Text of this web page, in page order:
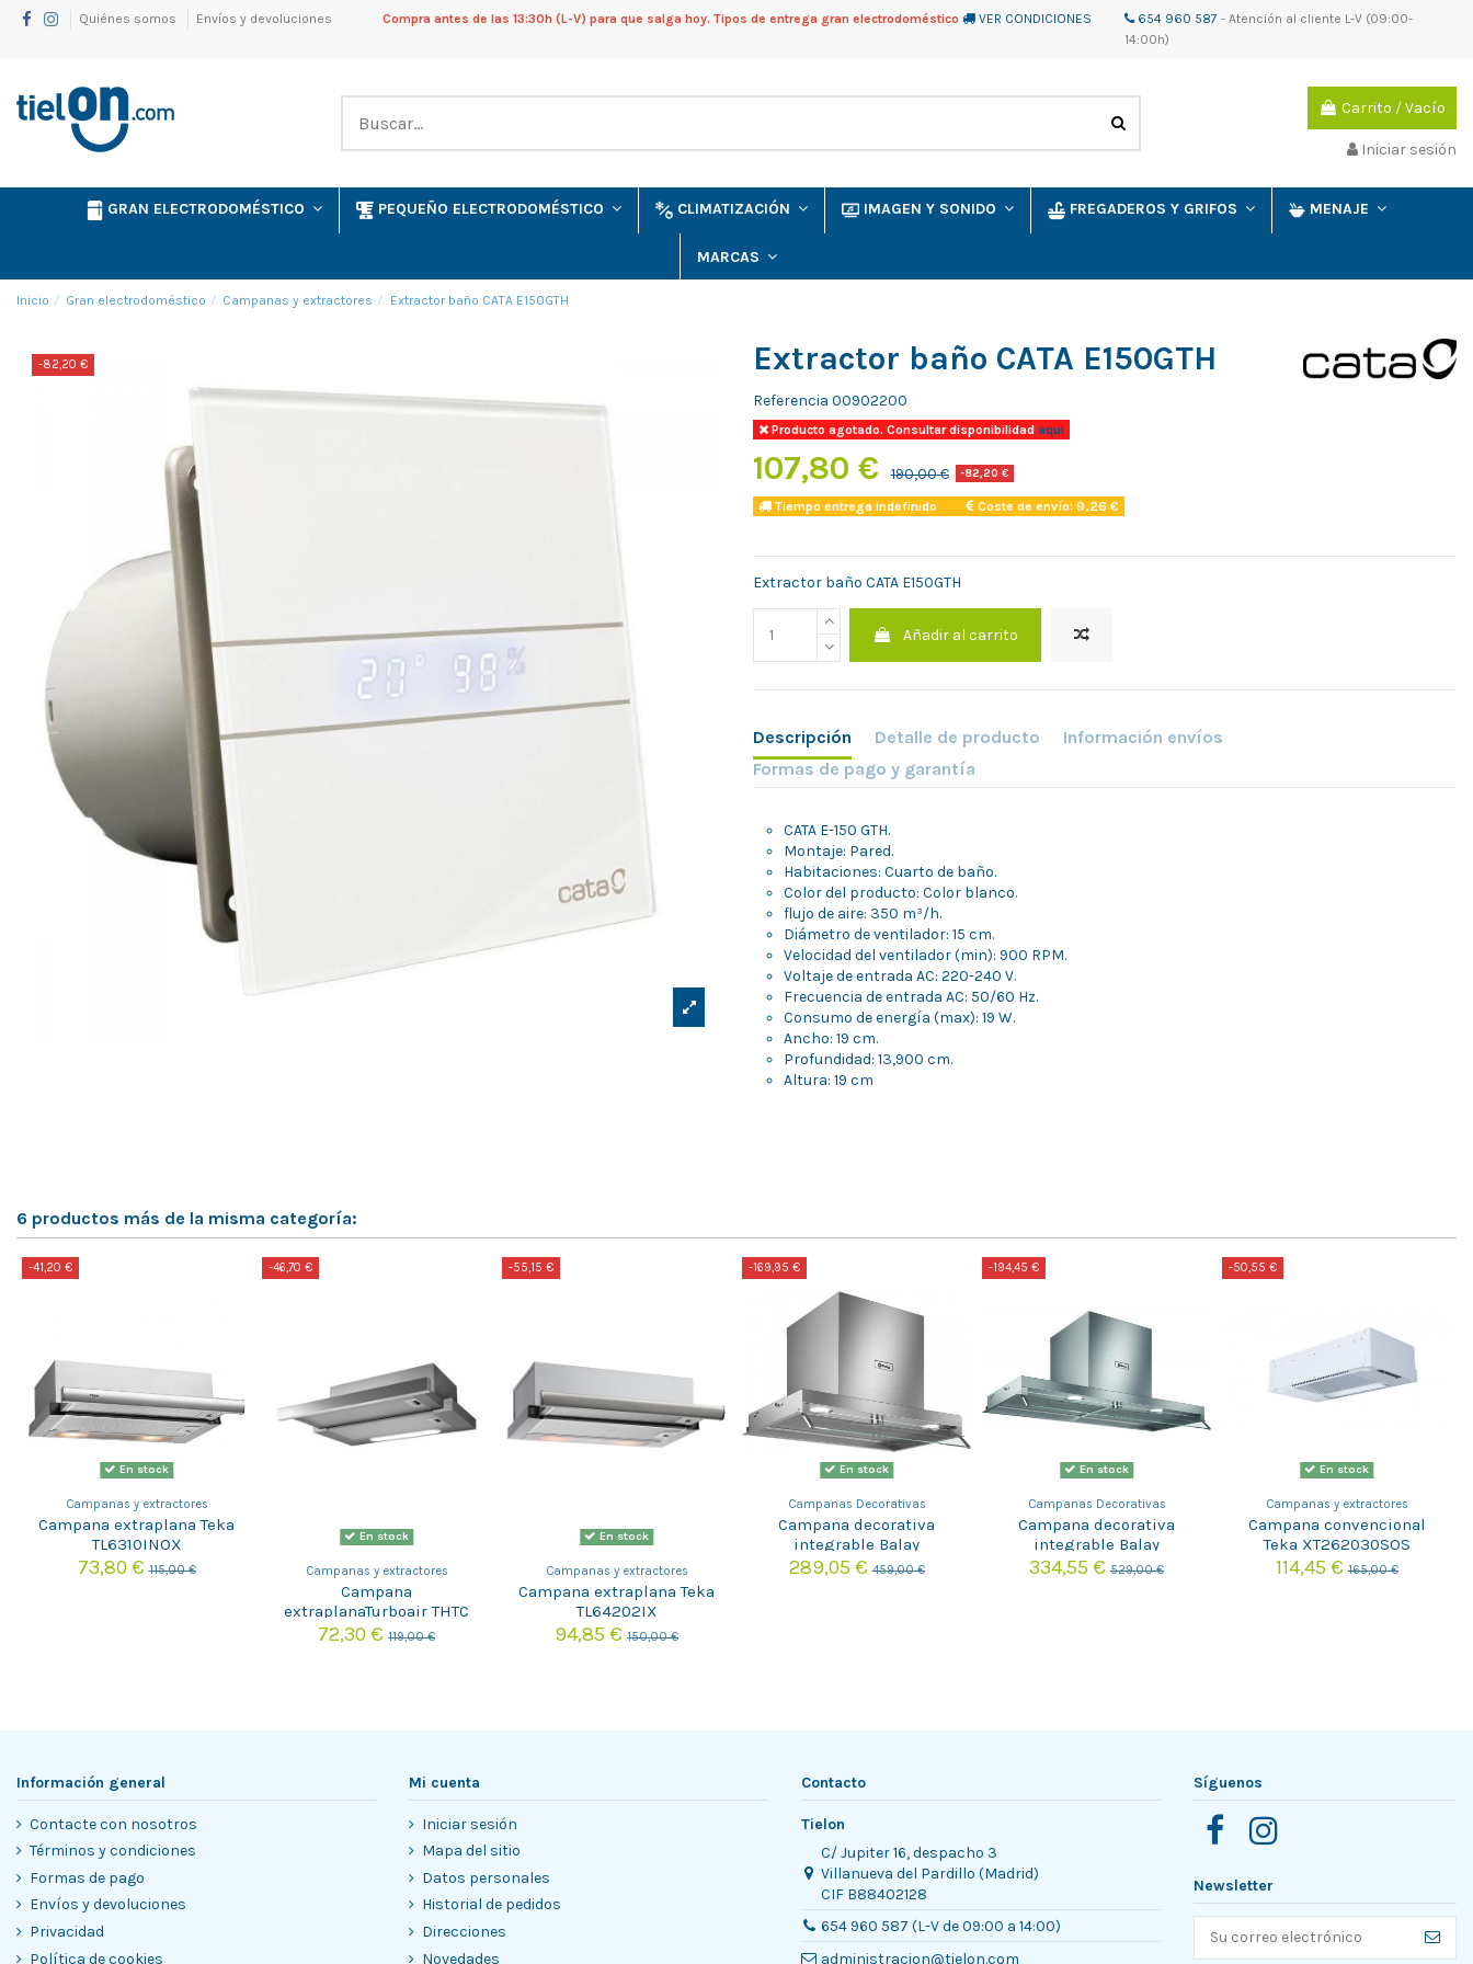
Quiénes somos Envíos y devoluciones Compra antes de las 13:30h (L-V) para que salga hoy. Tipos de entrega gran electrodoméstico VER CONDICIONES 654 960 587 - Atención al cliente L-V (09:00-
14:00h)
Carrito /Vacío
Iniciar sesión
GRAN ELECTRODOMÉSTICO PEQUEÑO ELECTRODOMÉSTICO CLIMATIZACIÓN IMAGEN Y SONIDO FREGADEROS Y GRIFOS MENAJE
MARCAS
Inicio Gran electrodoméstico Campanas y extractores Extractor baño CATA E150GTH
-82,20 € Extractor baño CATA E150GTH
Referencia 00902200
Producto agotado. Consultar disponibilidadaqui
107,80 € 190,00 € -82,20 €
Tiempo entrega indefinido Coste de envío: 9,26 €
Extractor baño CATA E150GTH
Añadir al carrito
Descripción Detalle de producto
Información envíos
Formas de pago y garantía
CATA E-150 GTH.
Montaje: Pared.
Habitaciones: Cuarto de baño.
Color del producto: Color blanco.
flujo de aire: 350 m³/h.
Diámetro de ventilador: 15 cm.
Velocidad del ventilador (min): 900 RPM.
Voltaje de entrada AC: 220-240 V.
Frecuencia de entrada AC: 50/60 Hz.
Consumo de energía (max): 19 W.
Ancho: 19 cm.
Profundidad: 13,900 cm.
Altura: 19 cm
6 productos más de la misma categoría:
-41,20 €
En stock
Campanas y extractores
Campana extraplana Teka
TL6310INOX
73,80 €115,00 €
-46,70 €
En stock
Campanas y extractores
Campana
extraplanaTurboair THTC
GRIX/A/60 (TÃ¡ctico)
72,30 € 119,00 €
-55,15 €
En stock
Campanas y extractores
Campana extraplana Teka
TL64202IX
94,85 € 150,00 €
-169,95 €
En stock
Campanas Decorativas
Campana decorativa
integrable Balay
3BD866MX
289,05 €459,00 €
-194,45 €
En stock
Campanas Decorativas
Campana decorativa
integrable Balay
3BD896MX
334,55 € 529,00 €
-50,55 €
En stock
Campanas y extractores
Campana convencional
Teka XT262030SOS
114,45 €165,00 €
Información general
Contacte con nosotros
Términos y condiciones
Formas de pago
Envíos y devoluciones
Privacidad
Política de cookies
Mi cuenta
Iniciar sesión
Mapa del sitio
Datos personales
Historial de pedidos
Direcciones
Novedades
Contacto
Tielon
C/ Jupiter 16, despacho 3
Villanueva del Pardillo (Madrid)
CIF B88402128
654 960 587 (L-V de 09:00 a 14:00)
administracion@tielon.com
Síguenos
Newsletter